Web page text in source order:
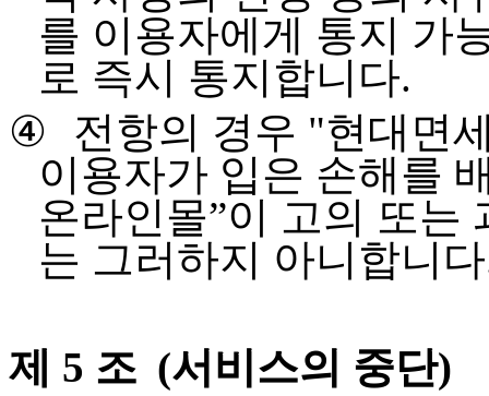
를 이용자에게 통지 가
로 즉시 통지합니다.
④
전항의 경우 "현대면
이용자가 입은 손해를
온라인몰”이 고의 또는
는 그러하지 아니합니다
제 5 조 (서비스의 중단)